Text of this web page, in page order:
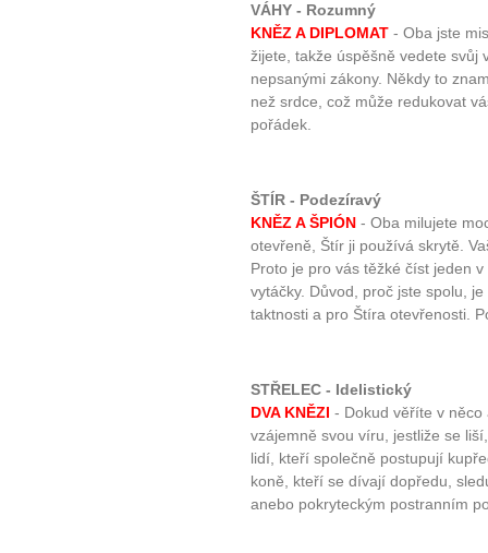
VÁHY - Rozumný
KNĚZ A DIPLOMAT - Oba jste
žijete, takže úspěšně vedete svůj
nepsanými zákony. Někdy to
než srdce, což může redukovat
pořádek.
ŠTÍR - Podezíravý
KNĚZ A ŠPIÓN - Oba milujete
otevřeně, Štír ji používá skrytě.
Proto je pro vás těžké číst jeden
vytáčky. Důvod, proč jste spolu,
taktnosti a pro Štíra otevřenosti.
STŘELEC - Idelistický
DVA KNĚZI - Dokud věříte v
vzájemně svou víru, jestliže se
lidí, kteří společně postupují
koně, kteří se dívají dopředu,
anebo pokryteckým postranním